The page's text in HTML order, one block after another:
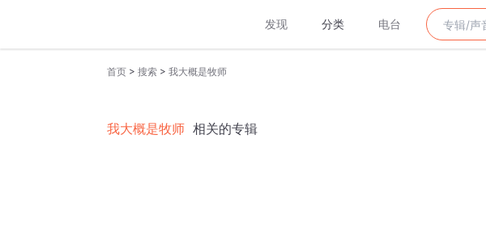
发现 分类 电台
首页 > 搜索 > 我大概是牧师
我大概是牧师 相关的专辑